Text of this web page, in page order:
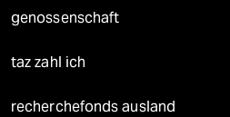
genossenschaft
taz zahl ich
recherchefonds ausland